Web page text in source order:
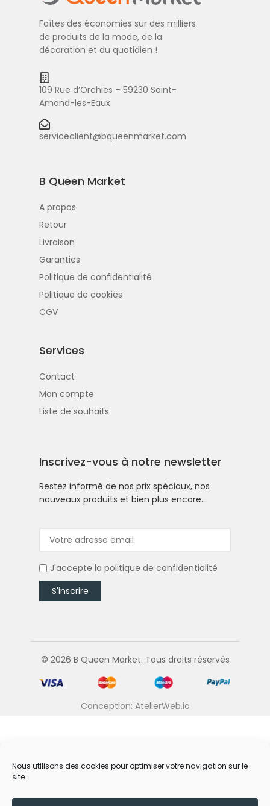
Nous utilisons des cookies pour optimiser votre navigation sur le
site.
Faîtes des économies sur des milliers
de produits de la mode, de la
décoration et du quotidien !
109 Rue d’Orchies – 59230 Saint-
Amand-les-Eaux
serviceclient@bqueenmarket.com
B Queen Market
A propos
Retour
Livraison
Garanties
Politique de confidentialité
Politique de cookies
CGV
Services
Contact
Mon compte
Liste de souhaits
Inscrivez-vous à notre newsletter
Restez informé de nos prix spéciaux, nos
nouveaux produits et bien plus encore…
J'accepte la politique de confidentialité
© 2026 B Queen Market. Tous droits réservés
Conception: AtelierWeb.io